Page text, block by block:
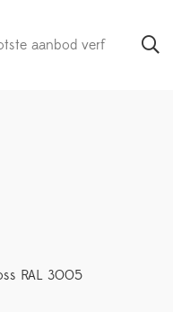
RAL 3005